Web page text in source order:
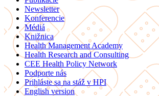
Newsletter
Konferencie
Médiá
Knižnica
Health Management Academy
Health Research and Consulting
CEE Health Policy Network
Podporte nás
Prihláste sa na stáž v HPI
English version